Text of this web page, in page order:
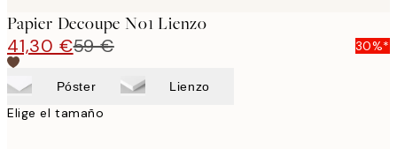
Papier Decoupe No1 Lienzo
41,30 €59 € 30%*
Póster Lienzo
Elige el tamaño